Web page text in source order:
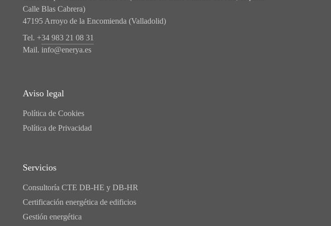
Calle Blas Cabrera)
47195 Arroyo de la Encomienda (Valladolid)
Tel. +34 983 21 08 31
Mail. info@enerya.es
Aviso legal
Política de Cookies
Política de Privacidad
Servicios
Consultoría CTE DB-HE y DB-HR
Certificación energética de edificios
Gestión energética